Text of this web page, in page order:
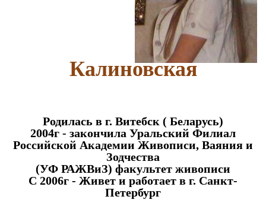
Калиновская
Родилась в г. Витебск ( Беларусь)
2004г - закончила Уральский Филиал
Российской Академии Живописи, Ваяния и
Зодчества
(УФ РАЖВиЗ) факультет живописи
С 2006г - Живет и работает в г. Санкт-
Петербург